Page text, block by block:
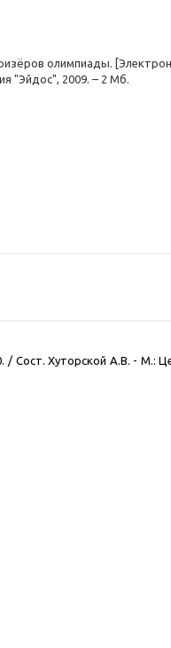
олимпиады.
"Эйдос", 2009. – 2 Мб.
/ Сост. Хуторской А.В. - М.: